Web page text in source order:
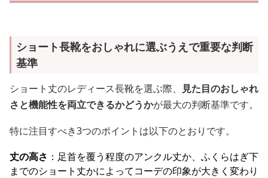
ショート長靴をおしゃれに選ぶうえで重要な判断
基準
ショート丈のレディース長靴を選ぶ際、
見た目のおしゃれ
さと機能性を両立できるかどうかが最大の判断基準です。
特に注目すべき3つのポイントは以下のとおりです。
丈の高さ ：足首を覆う程度のアンクル丈か、ふくらはぎ下
までのショート丈かによってコーデの印象が大きく変わり